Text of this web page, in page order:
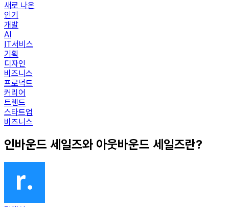
새로 나온
인기
개발
AI
IT서비스
기획
디자인
비즈니스
프로덕트
커리어
트렌드
스타트업
비즈니스
인바운드 세일즈와 아웃바운드 세일즈란?